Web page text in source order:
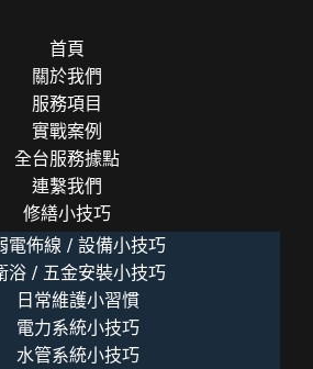
首頁
關於我們
服務項目
實戰案例
全台服務據點
連繫我們
修繕小技巧
電佈線 / 設備小技巧
浴 / 五金安裝小技巧
日常維護小習慣
電力系統小技巧
水管系統小技巧